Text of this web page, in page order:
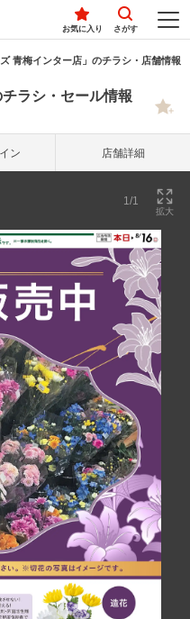
お気に入り さがす
ズ 青梅インター店」のチラシ・店舗情報
ラシ・セール情報
ン 店舗詳細
1/1
拡大